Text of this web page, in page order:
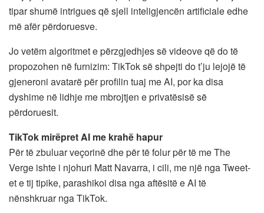
tipar shumë intrigues që sjell inteligjencën artificiale edhe
më afër përdoruesve.
Jo vetëm algoritmet e përzgjedhjes së videove që do të
propozohen në furnizim: TikTok së shpejti do t’ju lejojë të
gjeneroni avatarë për profilin tuaj me AI, por ka disa
dyshime në lidhje me mbrojtjen e privatësisë së
përdoruesit.
TikTok mirëpret AI me krahë hapur
Për të zbuluar veçorinë dhe për të folur për të me The
Verge ishte i njohuri Matt Navarra, i cili, me një nga Tweet-
et e tij tipike, parashikoi disa nga aftësitë e AI të
nënshkruar nga TikTok.